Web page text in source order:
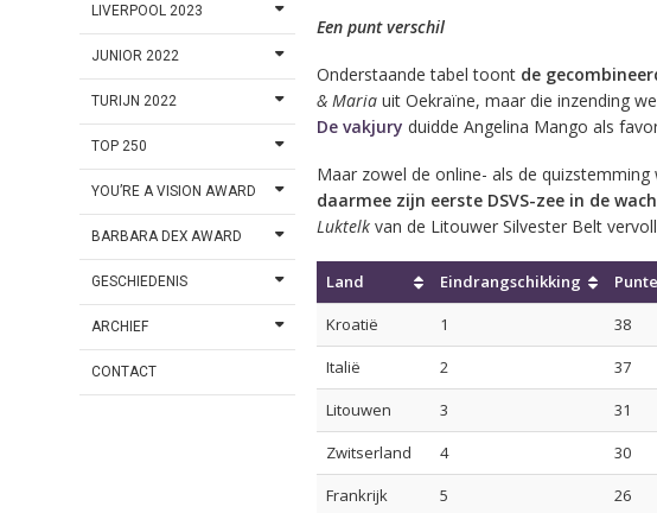
LIVERPOOL 2023
JUNIOR 2022
TURIJN 2022
TOP 250
YOU’RE A VISION AWARD
BARBARA DEX AWARD
GESCHIEDENIS
ARCHIEF
CONTACT
Een punt verschil
Onderstaande tabel toont de
& Maria uit Oekraïne, maar die inzending
De vakjury duidde Angelina Mango als
Maar zowel de online- als de
daarmee zijn eerste DSVS-zee in de
Luktelkvan de Litouwer Silvester Belt
Land Eindrangschikking
Kroatië
1 38
Italië
2 37
Litouwen
3 31
Zwitserland
4 30
Frankrijk
5 26